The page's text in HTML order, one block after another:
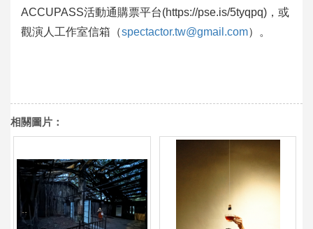
ACCUPASS活動通購票平台(https://pse.is/5tyqpq)，或
觀演人工作室信箱（spectactor.tw@gmail.com）。
相關圖片：